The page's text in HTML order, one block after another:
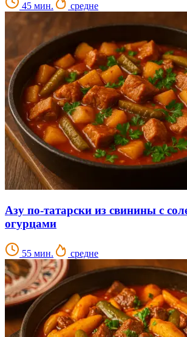
45 мин. средне
Азу по-татарски из свинины с
огурцами
55 мин. средне